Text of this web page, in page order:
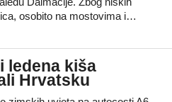
osobito na mostovima i…
ledena kiša
Hrvatsku